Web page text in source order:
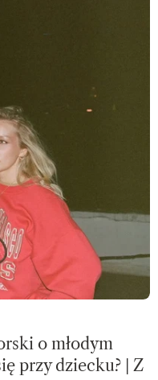
o młodym
przy dziecku? | Z